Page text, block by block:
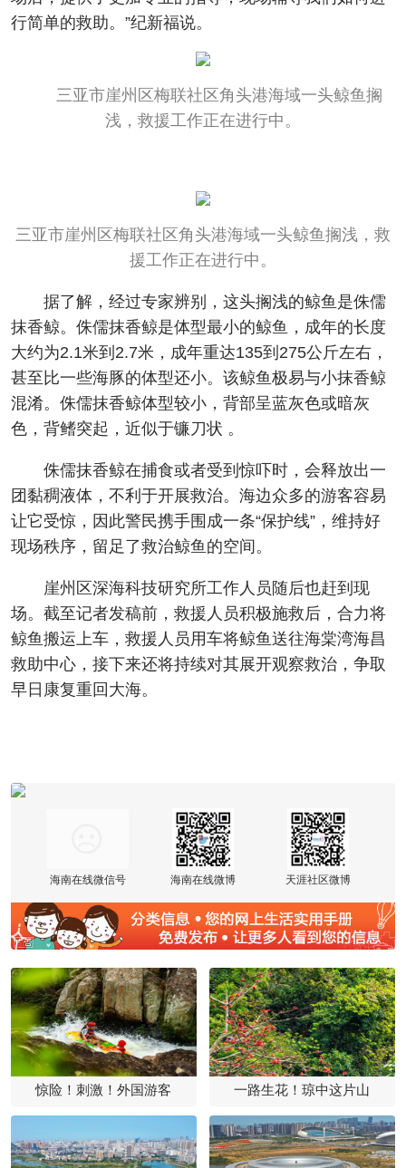
行简单的救助。”纪新福说。
三亚市崖州区梅联社区角头港海域一头鲸鱼搁
浅，救援工作正在进行中。
三亚市崖州区梅联社区角头港海域一头鲸鱼搁浅，救
援工作正在进行中。
据了解，经过专家辨别，这头搁浅的鲸鱼是侏儒
抹香鲸。侏儒抹香鲸是体型最小的鲸鱼，成年的长度
大约为2.1米到2.7米，成年重达135到275公斤左右，
甚至比一些海豚的体型还小。该鲸鱼极易与小抹香鲸
混淆。侏儒抹香鲸体型较小，背部呈蓝灰色或暗灰
色，背鳍突起，近似于镰刀状 。
侏儒抹香鲸在捕食或者受到惊吓时，会释放出一
团黏稠液体，不利于开展救治。海边众多的游客容易
让它受惊，因此警民携手围成一条“保护线”，维持好
现场秩序，留足了救治鲸鱼的空间。
崖州区深海科技研究所工作人员随后也赶到现
场。截至记者发稿前，救援人员积极施救后，合力将
鲸鱼搬运上车，救援人员用车将鲸鱼送往海棠湾海昌
救助中心，接下来还将持续对其展开观察救治，争取
早日康复重回大海。
海南在线微信号 海南在线微博 天涯社区微博
惊险！刺激！外国游客 一路生花！琼中这片山